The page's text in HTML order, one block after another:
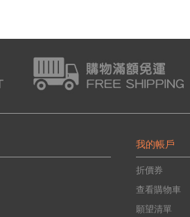
我的帳戶
折價券
查看購物車
願望清單